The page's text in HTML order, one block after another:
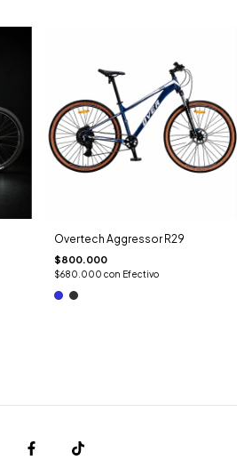
Overtech Aggressor R29
$800.000
$680.000 con Efectivo